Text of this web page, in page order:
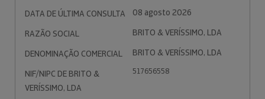
DATA DE ÚLTIMA CONSULTA
08 agosto 2026
RAZÃO SOCIAL
BRITO & VERÍSSIMO, LDA
DENOMINAÇÃO COMERCIAL
BRITO & VERÍSSIMO, LDA
NIF/NIPC DE BRITO &
VERÍSSIMO, LDA
517656558